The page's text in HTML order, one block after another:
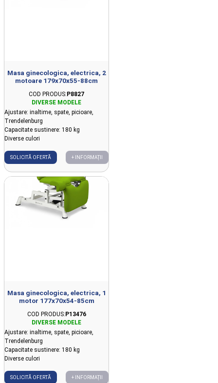
Masa ginecologica, electrica, 2
motoare 179x70x55-88cm
COD PRODUS:P8827
Ajustare: inaltime, spate, picioare,
Trendelenburg
Capacitate sustinere: 180 kg
Diverse culori
SOLICITĂ OFERTĂ + INFORMAȚII
Masa ginecologica, electrica, 1
motor 177x70x54-85cm
COD PRODUS:P13476
Ajustare: inaltime, spate, picioare,
Trendelenburg
Capacitate sustinere: 180 kg
Diverse culori
SOLICITĂ OFERTĂ + INFORMAȚII